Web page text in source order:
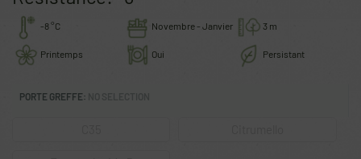
-8 °C Novembre - Janvier 3 m
Printemps Oui Persistant
PORTE GREFFE: